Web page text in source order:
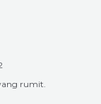
rumit.